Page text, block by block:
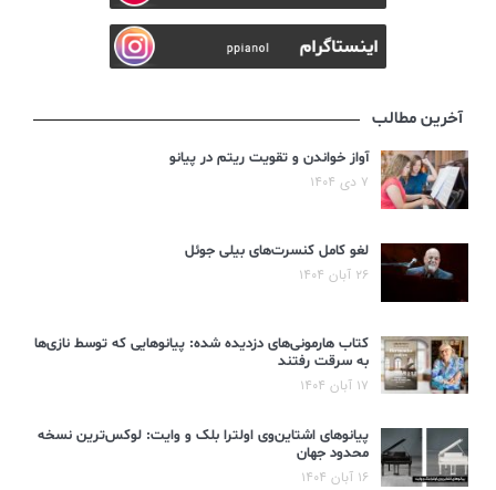
آخرین مطالب
آواز خواندن و تقویت ریتم در پیانو
۷ دی ۱۴۰۴
لغو کامل کنسرت‌های بیلی جوئل
۲۶ آبان ۱۴۰۴
کتاب هارمونی‌های دزدیده شده: پیانوهایی که توسط نازی‌ها
به سرقت رفتند
۱۷ آبان ۱۴۰۴
پیانوهای اشتاین‌وی اولترا بلک و وایت: لوکس‌ترین نسخه
محدود جهان
۱۶ آبان ۱۴۰۴